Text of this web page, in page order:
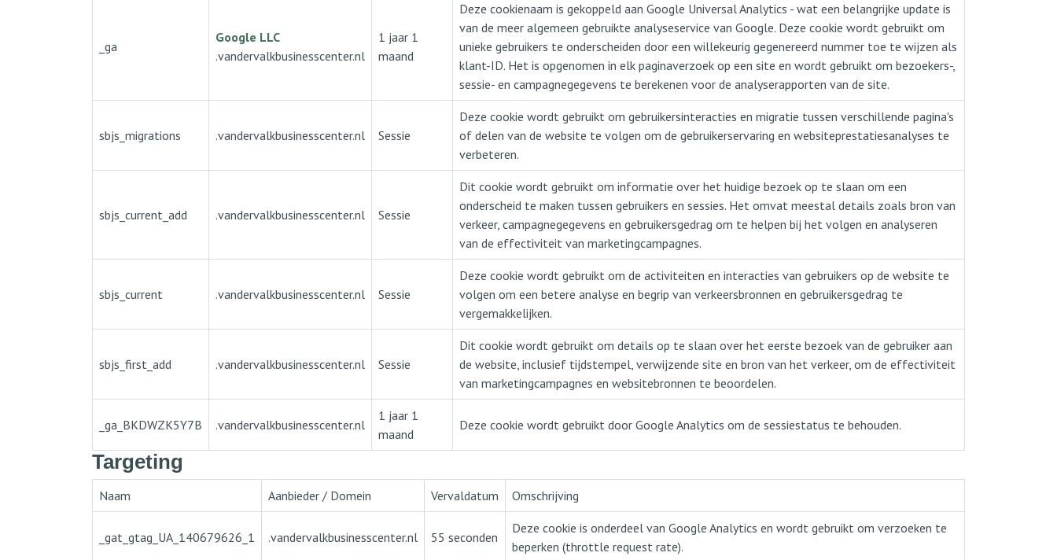
_ga
Google LLC
.vandervalkbusinesscenter.nl
1 jaar 1
maand
Deze cookienaam is gekoppeld aan Google Universal Analytics - wat een belangrijke update is
van de meer algemeen gebruikte analyseservice van Google. Deze cookie wordt gebruikt om
unieke gebruikers te onderscheiden door een willekeurig gegenereerd nummer toe te wijzen als
klant-ID. Het is opgenomen in elk paginaverzoek op een site en wordt gebruikt om bezoekers-,
sessie- en campagnegegevens te berekenen voor de analyserapporten van de site.
sbjs_migrations .vandervalkbusinesscenter.nl Sessie
Deze cookie wordt gebruikt om gebruikersinteracties en migratie tussen verschillende pagina's
of delen van de website te volgen om de gebruikerservaring en websiteprestatiesanalyses te
verbeteren.
sbjs_current_add .vandervalkbusinesscenter.nl Sessie
Dit cookie wordt gebruikt om informatie over het huidige bezoek op te slaan om een
onderscheid te maken tussen gebruikers en sessies. Het omvat meestal details zoals bron van
verkeer, campagnegegevens en gebruikersgedrag om te helpen bij het volgen en analyseren
van de effectiviteit van marketingcampagnes.
sbjs_current .vandervalkbusinesscenter.nl Sessie
Deze cookie wordt gebruikt om de activiteiten en interacties van gebruikers op de website te
volgen om een betere analyse en begrip van verkeersbronnen en gebruikersgedrag te
vergemakkelijken.
sbjs_first_add .vandervalkbusinesscenter.nl Sessie
Dit cookie wordt gebruikt om details op te slaan over het eerste bezoek van de gebruiker aan
de website, inclusief tijdstempel, verwijzende site en bron van het verkeer, om de effectiviteit
van marketingcampagnes en websitebronnen te beoordelen.
_ga_BKDWZK5Y7B .vandervalkbusinesscenter.nl
1 jaar 1
maand
Deze cookie wordt gebruikt door Google Analytics om de sessiestatus te behouden.
Targeting
Naam Aanbieder / Domein Vervaldatum Omschrijving
_gat_gtag_UA_140679626_1 .vandervalkbusinesscenter.nl 55 seconden
Deze cookie is onderdeel van Google Analytics en wordt gebruikt om verzoeken te
beperken (throttle request rate).